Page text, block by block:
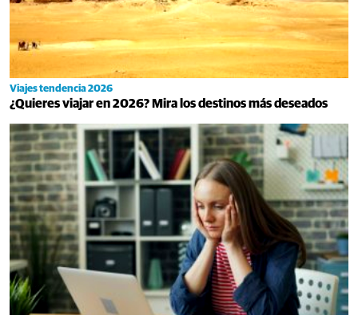
Viajes tendencia 2026
¿Quieres viajar en 2026? Mira los destinos más deseados